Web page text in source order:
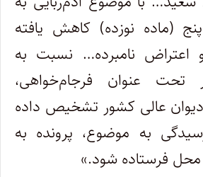
(ماده نوزده) کاهش یافته
اعتراض نامبرده… نسبت به
تحت عنوان فرجام‌خواهی،
عالی کشور تشخیص داده
به موضوع، پرونده به
محل فرستاده شود.»